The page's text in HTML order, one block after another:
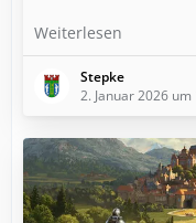
Weiterlesen
Stepke
2. Januar 2026 um